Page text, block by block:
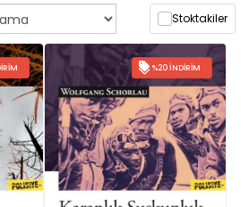
Stoktakiler
%20 İNDIRIM